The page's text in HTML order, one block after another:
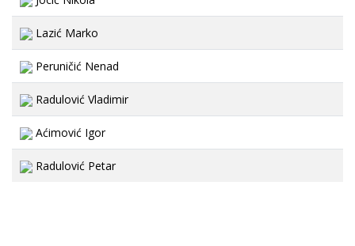
Lazić Marko
Peruničić Nenad
Radulović Vladimir
Aćimović Igor
Radulović Petar